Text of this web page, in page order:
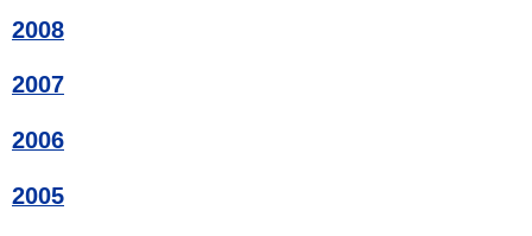
2008
2007
2006
2005